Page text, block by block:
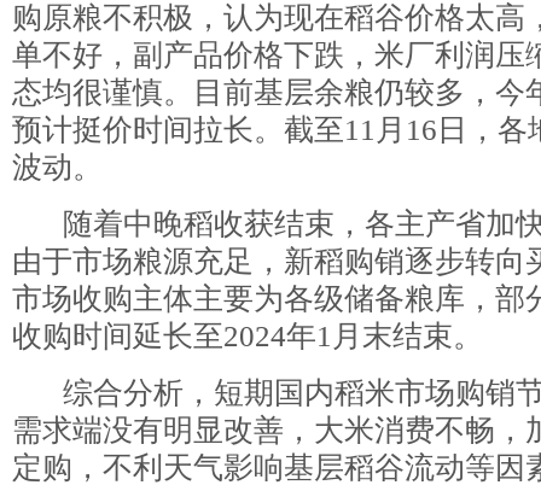
购原粮不积极，认为现在稻谷价格太高
单不好，副产品价格下跌，米厂利润压
态均很谨慎。目前基层余粮仍较多，今
预计挺价时间拉长。截至11月16日，各
波动。
随着中晚稻收获结束，各主产省加
由于市场粮源充足，新稻购销逐步转向
市场收购主体主要为各级储备粮库，部
收购时间延长至2024年1月末结束。
综合分析，短期国内稻米市场购销
需求端没有明显改善，大米消费不畅，
定购，不利天气影响基层稻谷流动等因